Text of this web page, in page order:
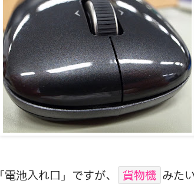
「電池入れ口」ですが、 貨物機 みた